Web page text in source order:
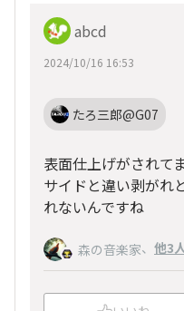
abcd
2024/10/16 16:53
たろ三郎@G07
表面仕上げがされて
サイドと違い剥がれ
れないんですね
森の音楽家、 他3